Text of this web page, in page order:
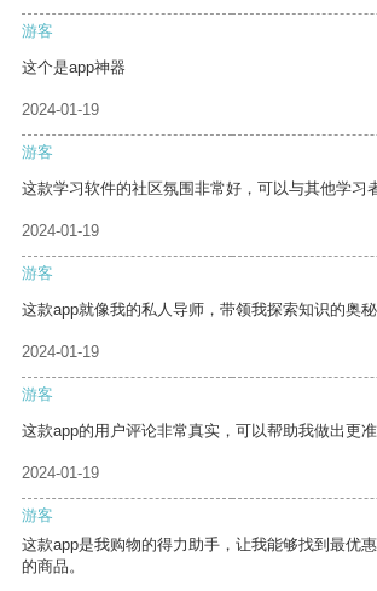
游客
这个是app神器
2024-01-19
游客
这款学习软件的社区氛围非常好，可以与其他学习
2024-01-19
游客
这款app就像我的私人导师，带领我探索知识的奥秘
2024-01-19
游客
这款app的用户评论非常真实，可以帮助我做出更准
2024-01-19
游客
这款app是我购物的得力助手，让我能够找到最优
的商品。